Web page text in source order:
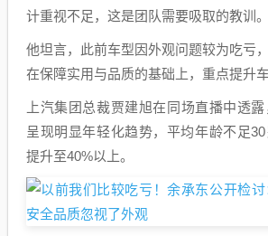
计重视不足，这是团队需要吸取的教训。
他坦言，此前车型因外观问题较为吃亏
在保障实用与品质的基础上，重点提升车
上汽集团总裁贾建旭在同场直播中透
呈现明显年轻化趋势，平均年龄不足
提升至40%以上。